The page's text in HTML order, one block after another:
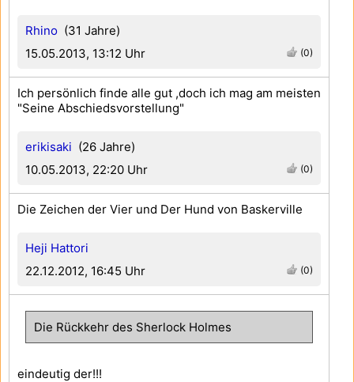
Rhino (31 Jahre)
15.05.2013, 13:12 Uhr
(0)
erikisaki (26 Jahre)
10.05.2013, 22:20 Uhr
(0)
Ich persönlich finde alle gut ,doch ich mag am meisten
"Seine Abschiedsvorstellung"
Heji Hattori
22.12.2012, 16:45 Uhr
(0)
Die Zeichen der Vier und Der Hund von Baskerville
Die Rückkehr des Sherlock Holmes
eindeutig der!!!